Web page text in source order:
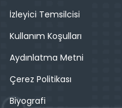
İzleyici Temsilcisi
Kullanım Koşulları
Aydınlatma Metni
Çerez Politikası
Biyografi